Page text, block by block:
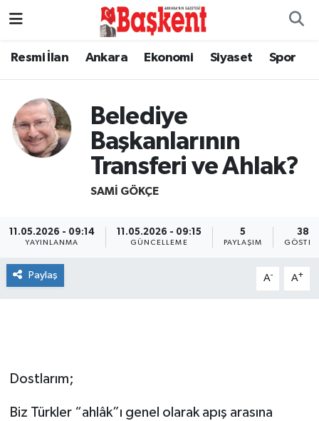
Resmi İlan Ankara Ekonomi Siyaset Spor
Belediye
Başkanlarının
Transferi ve Ahlak?
SAMI GÖKÇE
11.05.2026 - 09:14
YAYINLANMA
11.05.2026 - 09:15
GÜNCELLEME
5
PAYLAŞIM
386
Paylaş A- A+
Dostlarım;
Biz Türkler “ahlâk”ı genel olarak apış arasına